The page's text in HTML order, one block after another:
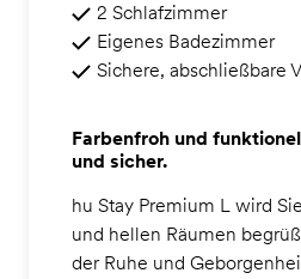
2 Schlafzimmer
Eigenes Badezimmer
Sichere, abschließbare
Farbenfroh und
und sicher.
hu Stay Premium L wird
und hellen Räumen
der Ruhe und